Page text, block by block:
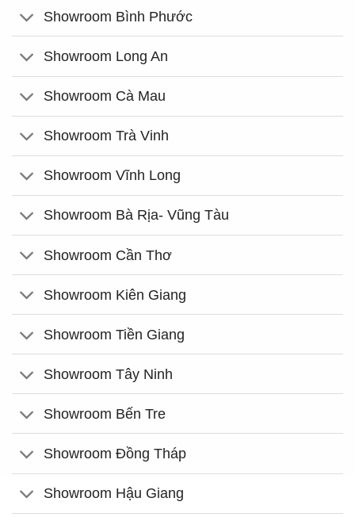
Showroom Bình Phước
Showroom Long An
Showroom Cà Mau
Showroom Trà Vinh
Showroom Vĩnh Long
Showroom Bà Rịa- Vũng Tàu
Showroom Cần Thơ
Showroom Kiên Giang
Showroom Tiền Giang
Showroom Tây Ninh
Showroom Bến Tre
Showroom Đồng Tháp
Showroom Hậu Giang